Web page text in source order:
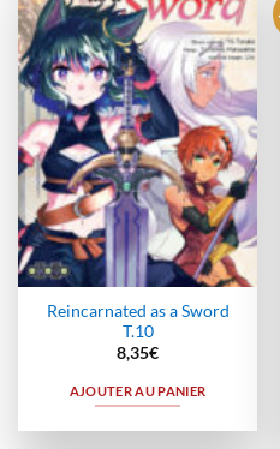
Ajouter
à la
wishlist
Reincarnated as a Sword
T.10
8,35€
AJOUTER AU PANIER